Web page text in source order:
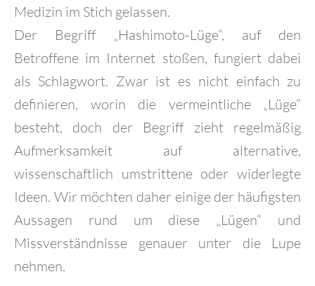
Medizin im Stich gelassen.
Der Begriff „Hashimoto-Lüge“, auf den
Betroffene im Internet stoßen, fungiert dabei
als Schlagwort. Zwar ist es nicht einfach zu
definieren, worin die vermeintliche „Lüge“
besteht, doch der Begriff zieht regelmäßig
Aufmerksamkeit auf alternative,
wissenschaftlich umstrittene oder widerlegte
Ideen. Wir möchten daher einige der häufigsten
Aussagen rund um diese „Lügen“ und
Missverständnisse genauer unter die Lupe
nehmen.